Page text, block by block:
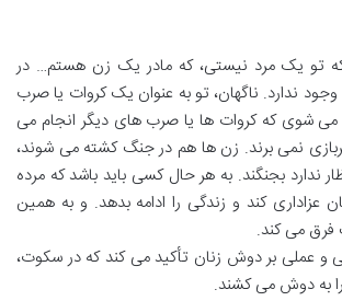
تو یک مرد نیستی، که مادر یک زن هستم… در
ندارد. ناگهان، تو به عنوان یک کروات یا صرب
می شوی که کروات ها یا صرب های دیگر انجام می
نمی برند. زن ها هم در جنگ کشته می شوند،
ندارد بجنگند. به هر حال کسی باید باشد که مرده
عزاداری کند و زندگی را ادامه بدهد. و به همین
می کند.
و عملی بر دوش زنان تأکید می کند که در سکوت،
به دوش می کشند.